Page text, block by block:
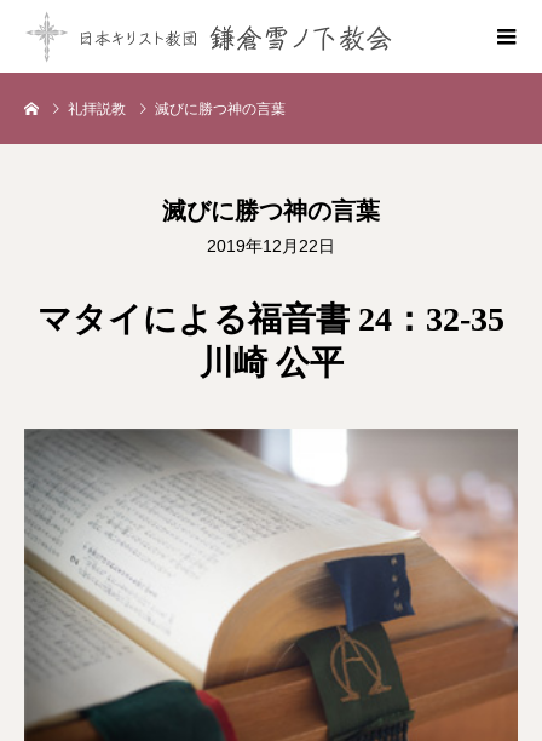
礼拝説教 滅びに勝つ神の言葉
滅びに勝つ神の言葉
2019年12月22日
マタイによる福音書 24：32-35
川崎 公平